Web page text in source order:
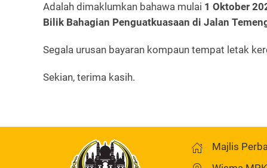
Adalah dimaklumkan bahawa mulai 1 Oktober
Bilik Bahagian Penguatkuasaan di Jalan
Segala urusan bayaran kompaun tempat letak
Sekian, terima kasih.
Majlis